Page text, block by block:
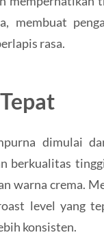
membuat
rasa.
dimulai
berkualitas
warna crema.
level yang
konsisten.